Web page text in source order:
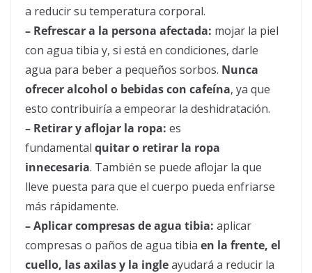
a reducir su temperatura corporal.
– Refrescar a la persona afectada: mojar la piel
con agua tibia y, si está en condiciones, darle
agua para beber a pequeños sorbos. Nunca
ofrecer alcohol o bebidas con cafeína, ya que
esto contribuiría a empeorar la deshidratación.
– Retirar y aflojar la ropa: es
fundamental quitar o retirar la ropa
innecesaria. También se puede aflojar la que
lleve puesta para que el cuerpo pueda enfriarse
más rápidamente.
– Aplicar compresas de agua tibia: aplicar
compresas o paños de agua tibia en la frente, el
cuello, las axilas y la ingleayudará a reducir la